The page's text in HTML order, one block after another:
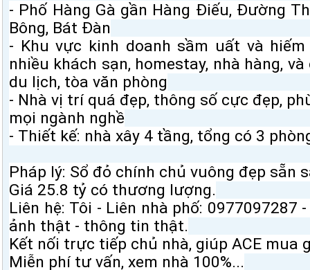
- Phố Hàng Gà gần Hàng Điếu, Đường
Bông, Bát Đàn
- Khu vực kinh doanh sầm uất và
nhiều khách sạn, homestay, nhà hàng,
du lịch, tòa văn phòng
- Nhà vị trí quá đẹp, thông số cực đẹp,
mọi ngành nghề
- Thiết kế: nhà xây 4 tầng, tổng có 3
Pháp lý: Sổ đỏ chính chủ vuông đẹp sẵn
Giá 25.8 tỷ có thương lượng.
Liên hệ: Tôi - Liên nhà phố: 0977097287
ảnh thật - thông tin thật.
Kết nối trực tiếp chủ nhà, giúp ACE mua
Miễn phí tư vấn, xem nhà 100%...